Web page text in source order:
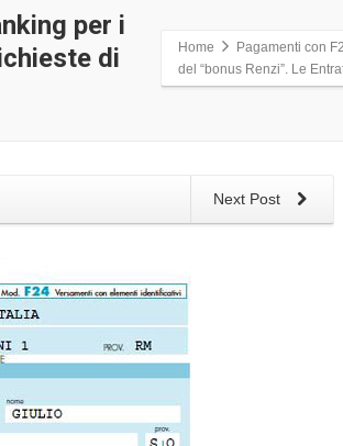
per i
di
Home
Pagamenti con
del “bonus Renzi”. Le
Next Post